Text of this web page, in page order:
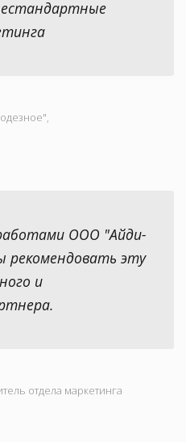
ООО "Айди-
рекомендовать эту
и
отдела маркетинга